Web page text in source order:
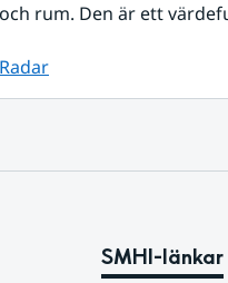
och rum. Den är ett
Radar
SMHI-länkar